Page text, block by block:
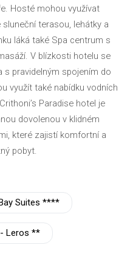
Hosté mohou využívat
terasou, lehátky a
láká také Spa centrum s
V blízkosti hotelu se
s pravidelným spojením do
využít také nabídku vodních
Paradise hotel je
dovolenou v klidném
které zajistí komfortní a
pobyt.
Suites ****
Leros **